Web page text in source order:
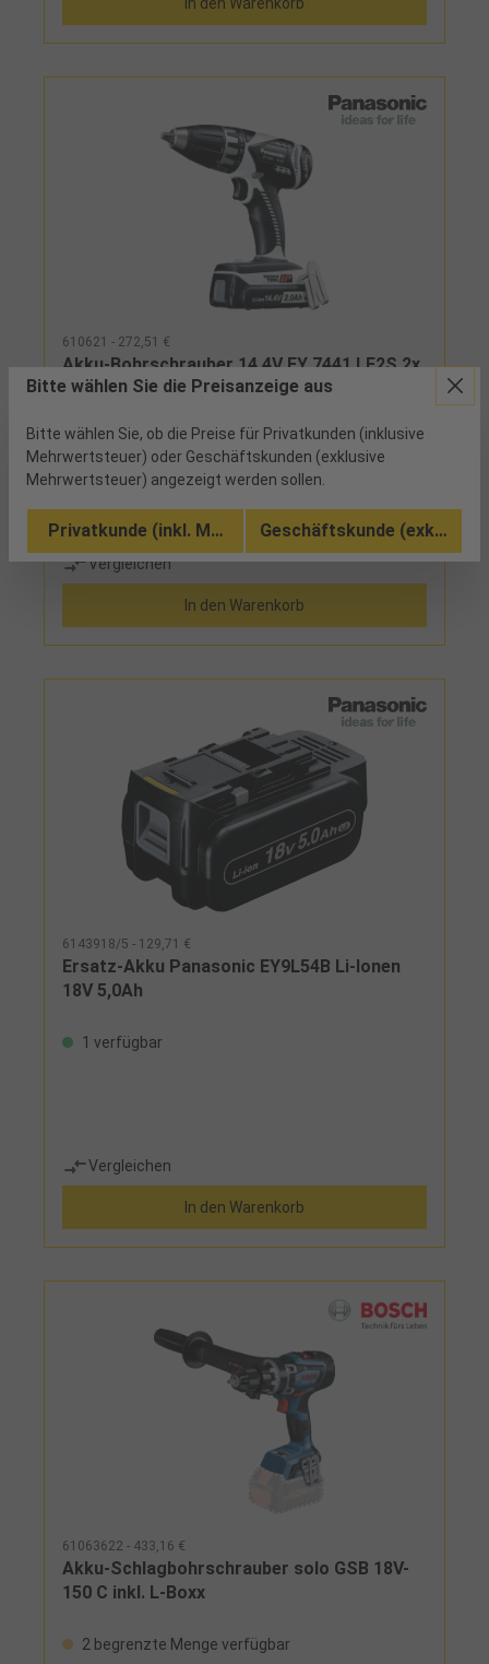
610621 - 272,51 €
Akku-Bohrschrauber 14,4V EY 7441 LF2S 2x
Akku 2,0Ah inkl. Koffer
5 verfügbar
Zweiganggetriebe, Motorbremse, 18 + 1
Drehmomentstufen, Rechts-/Linkslauf, LED-
ArbeitsleuchteLieferumfang:2 Li-Ionen-Akkus,
Vergleichen
In den Warenkorb
6143918/5 - 129,71 €
Ersatz-Akku Panasonic EY9L54B Li-Ionen
18V 5,0Ah
1 verfügbar
Vergleichen
In den Warenkorb
61063622 - 433,16 €
Akku-Schlagbohrschrauber solo GSB 18V-
150 C inkl. L-Boxx
2 begrenzte Menge verfügbar
Bitte wählen Sie die Preisanzeige aus
Bitte wählen Sie, ob die Preise für Privatkunden (inklusive
Mehrwertsteuer) oder Geschäftskunden (exklusive
Mehrwertsteuer) angezeigt werden sollen.
Privatkunde (inkl. MwSt.) Geschäftskunde (exkl.